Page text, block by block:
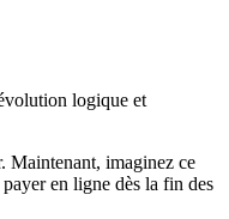
logique et
Maintenant, imaginez ce
en ligne dès la fin des